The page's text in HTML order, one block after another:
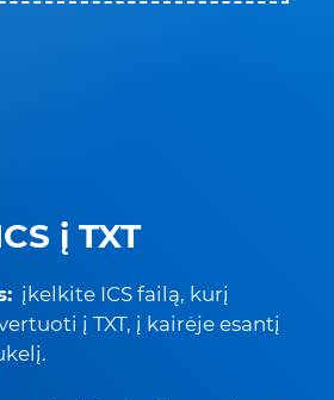
į TXT
įkelkite ICS failą, kurį
į TXT, į kairėje esantį